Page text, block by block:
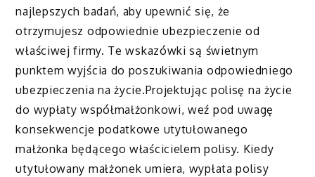
najlepszych badań, aby upewnić się, że
otrzymujesz odpowiednie ubezpieczenie od
właściwej firmy. Te wskazówki są świetnym
punktem wyjścia do poszukiwania odpowiedniego
ubezpieczenia na życie.Projektując polisę na życie
do wypłaty współmałżonkowi, weź pod uwagę
konsekwencje podatkowe utytułowanego
małżonka będącego właścicielem polisy. Kiedy
utytułowany małżonek umiera, wypłata polisy